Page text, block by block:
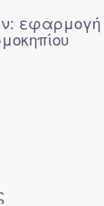
εφαρμογή